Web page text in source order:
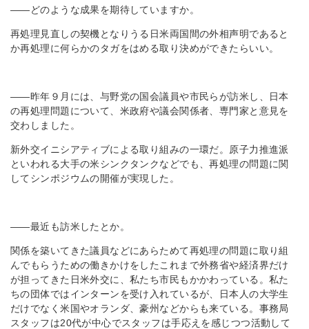
――どのような成果を期待していますか。
再処理見直しの契機となりうる日米両国間の外相声明であると
か再処理に何らかのタガをはめる取り決めができたらいい。
――昨年９月には、与野党の国会議員や市民らが訪米し、日本
の再処理問題について、米政府や議会関係者、専門家と意見を
交わしました。
新外交イニシアティブによる取り組みの一環だ。原子力推進派
といわれる大手の米シンクタンクなどでも、再処理の問題に関
してシンポジウムの開催が実現した。
――最近も訪米したとか。
関係を築いてきた議員などにあらためて再処理の問題に取り組
んでもらうための働きかけをしたこれまで外務省や経済界だけ
が担ってきた日米外交に、私たち市民もかかわっている。私た
ちの団体ではインターンを受け入れているが、日本人の大学生
だけでなく米国やオランダ、豪州などからも来ている。事務局
スタッフは20代が中心でスタッフは手応えを感じつつ活動して